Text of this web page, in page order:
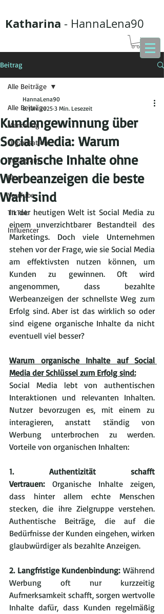
Katharina - HannaLena90
Beitrag
Alle Beiträge
Marketing
Organisation
Instagram
Blog
YouTube
TikTok
Influencer
Alle Beiträge
Kundengewinnung über
Social Media: Warum
organische Inhalte ohne
Werbeanzeigen die beste
Wahl sind
HannaLena90
8. Jan. 2025 3 Min. Lesezeit
In der heutigen Welt ist Social Media zu
einem unverzichtbarer Bestandteil des
Marketings. Doch viele Unternehmen
stehen vor der Frage, wie sie Social Media
am effektivsten nutzen können, um
Kunden zu gewinnen. Oft wird
angenommen, dass bezahlte
Werbeanzeigen der schnellste Weg zum
Erfolg sind. Aber ist das wirklich so oder
sind eigene organische Inhalte da nicht
eventuell viel besser?
Warum organische Inhalte auf Social
Media der Schlüssel zum Erfolg sind:
Social Media lebt von authentischen
Interaktionen und relevanten Inhalten.
Nutzer bevorzugen es, mit einem zu
interagieren, anstatt ständig von
Werbung unterbrochen zu werden.
Vorteile von organischen Inhalten:
1. Authentizität schafft
Vertrauen: Organische Inhalte zeigen,
dass hinter allem echte Menschen
stecken, die ihre Zielgruppe verstehen.
Authentische Beiträge, die auf die
Bedürfnisse der Kunden eingehen, wirken
glaubwürdiger als bezahlte Anzeigen.
2. Langfristige Kundenbindung: Während
Werbung oft nur kurzzeitig
Aufmerksamkeit schafft, sorgen wertvolle
Inhalte dafür, dass Kunden regelmäßig